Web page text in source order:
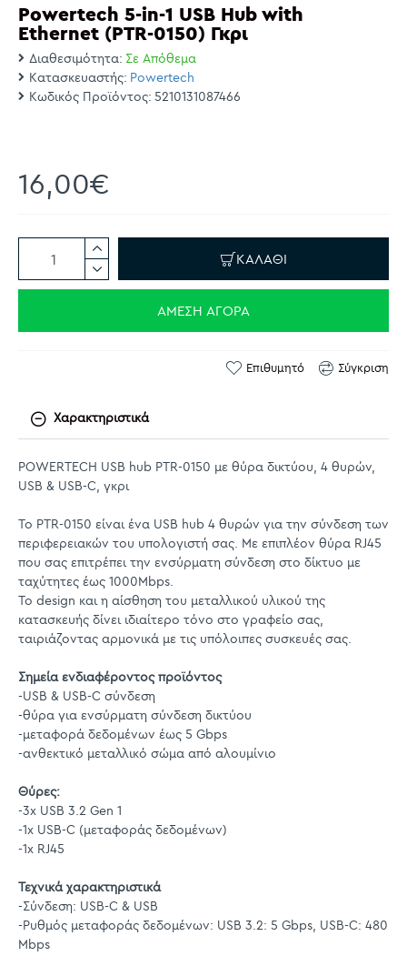
Powertech 5-in-1 USB Hub with
Ethernet (PTR-0150) Γκρι
Διαθεσιμότητα: Σε Απόθεμα
Κατασκευαστής: Powertech
Κωδικός Προϊόντος: 5210131087466
16,00€
ΚΑΛΆΘΙ
ΆΜΕΣΗ ΑΓΟΡΆ
Επιθυμητό Σύγκριση
Χαρακτηριστικά
POWERTECH USB hub PTR-0150 με θύρα δικτύου, 4 θυρών,
USB & USB-C, γκρι
Το PTR-0150 είναι ένα USB hub 4 θυρών για την σύνδεση των
περιφερειακών του υπολογιστή σας. Με επιπλέον θύρα RJ45
που σας επιτρέπει την ενσύρματη σύνδεση στο δίκτυο με
ταχύτητες έως 1000Mbps.
Το design και η αίσθηση του μεταλλικού υλικού της
κατασκευής δίνει ιδιαίτερο τόνο στο γραφείο σας,
ταιριάζοντας αρμονικά με τις υπόλοιπες συσκευές σας.
Σημεία ενδιαφέροντος προϊόντος
-USB & USB-C σύνδεση
-θύρα για ενσύρματη σύνδεση δικτύου
-μεταφορά δεδομένων έως 5 Gbps
-ανθεκτικό μεταλλικό σώμα από αλουμίνιο
Θύρες:
-3x USB 3.2 Gen 1
-1x USB-C (μεταφοράς δεδομένων)
-1x RJ45
Τεχνικά χαρακτηριστικά
-Σύνδεση: USB-C & USB
-Ρυθμός μεταφοράς δεδομένων: USB 3.2: 5 Gbps, USB-C: 480
Mbps